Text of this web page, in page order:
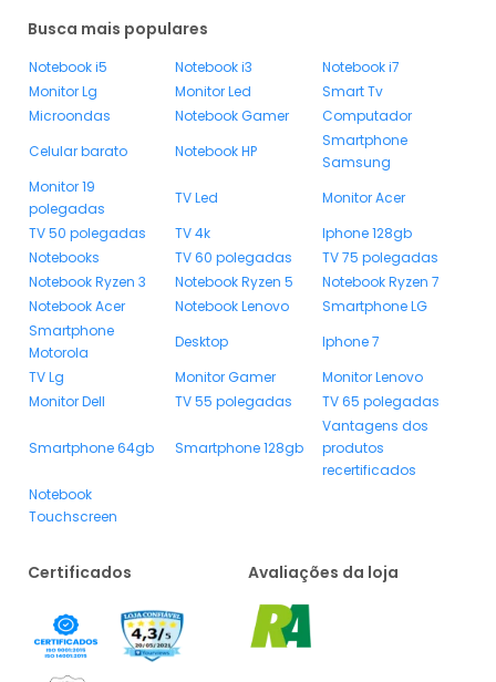
Busca mais populares
Notebook i5 Notebook i3
Notebook i7
Monitor Lg
Monitor Led
Smart Tv
Microondas
Notebook Gamer
Computador
Celular barato
Notebook HP
Smartphone
Samsung
Monitor 19
polegadas
TV Led
Monitor Acer
TV 50 polegadas
TV 4k
Iphone 128gb
Notebooks
TV 60 polegadas
TV 75 polegadas
Notebook Ryzen 3
Notebook Ryzen 5
Notebook Ryzen 7
Notebook Acer
Notebook Lenovo
Smartphone LG
Smartphone
Motorola
Desktop
Iphone 7
TV Lg
Monitor Gamer
Monitor Lenovo
Monitor Dell
TV 55 polegadas TV 65 polegadas
Smartphone 64gb Smartphone 128gb
Vantagens dos
produtos
recertificados
Notebook
Touchscreen
Certificados Avaliações da loja